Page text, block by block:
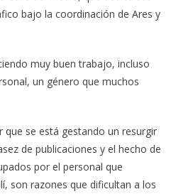
bajo la coordinación de Ares y
muy buen trabajo, incluso
un género que muchos
se está gestando un resurgir
de publicaciones y el hecho de
por el personal que
son razones que dificultan a los